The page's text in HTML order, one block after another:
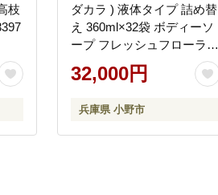
枝
ダカラ ) 液体タイプ 詰め替
え 360ml×32袋 ボディーソ
ープ フレッシュフローラル
の香り 日用品 消耗品 バス
用品 大容量 いい 匂い ボデ
石鹸 石鹸 兵庫 兵庫県 小野
市
32,000円
兵庫県 小野市